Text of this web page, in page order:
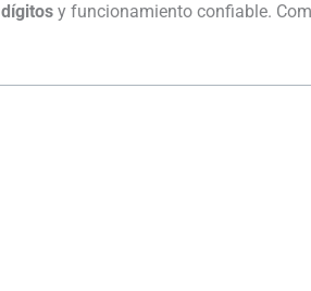
dígitosy funcionamiento confiable.